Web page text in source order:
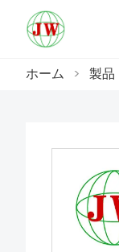
ホーム > 製品